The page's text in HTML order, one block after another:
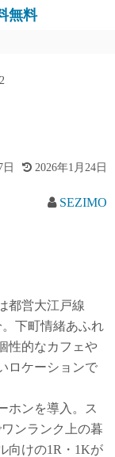
無料
2026年1月24日
SEZIMO
都営大江戸線
。下町情緒あふれ
性的なカフェや
ロケーションで
ホンを導入。ス
ンランク上の暮
向けの1R・1Kが